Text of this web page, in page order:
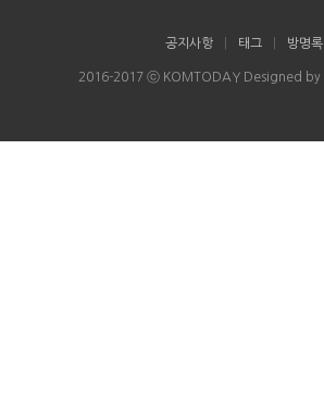
공지사항 태그 방명록
2016-2017 ⓒ KOMTODAY Designed by